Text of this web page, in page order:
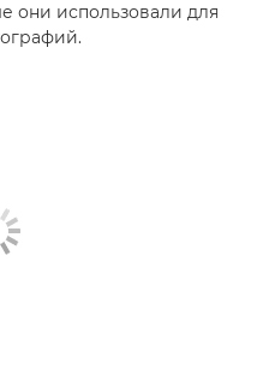
они использовали для